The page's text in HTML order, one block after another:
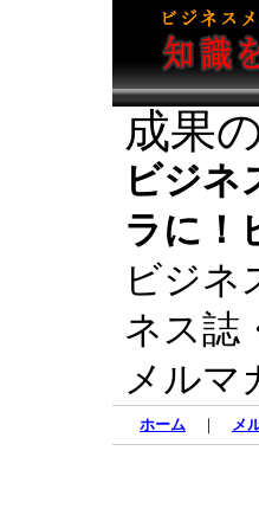
成果
ビジネ
ラに！
ビジネ
ネス誌
メルマ
ホーム ｜ メ